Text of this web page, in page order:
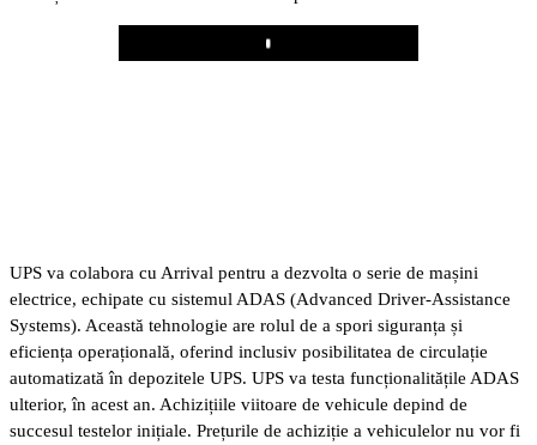
Play
UPS va colabora cu Arrival pentru a dezvolta o serie de mașini
electrice, echipate cu sistemul ADAS (Advanced Driver-Assistance
Systems). Această tehnologie are rolul de a spori siguranța și
eficiența operațională, oferind inclusiv posibilitatea de circulație
automatizată în depozitele UPS. UPS va testa funcționalitățile ADAS
ulterior, în acest an. Achizițiile viitoare de vehicule depind de
succesul testelor inițiale. Prețurile de achiziție a vehiculelor nu vor fi